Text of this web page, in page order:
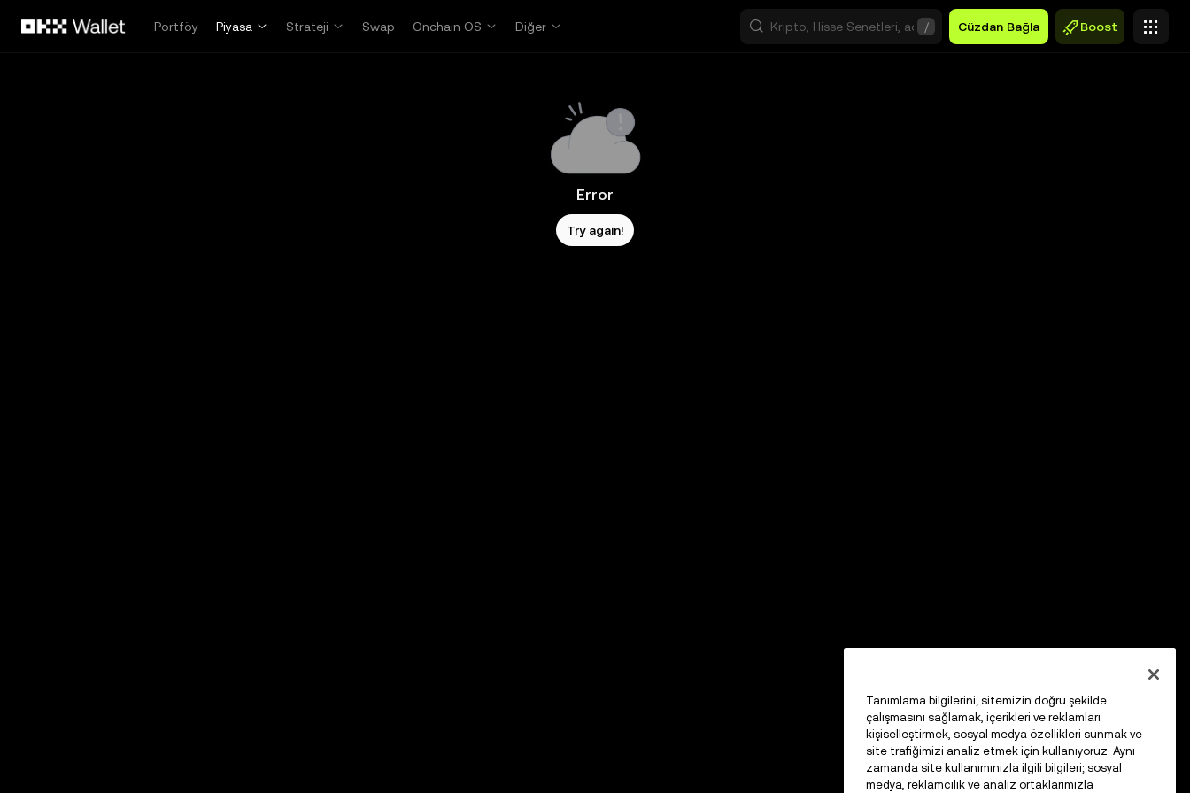
Portföy
Piyasa Strateji Swap Onchain OS Diğer / Cüzdan Bağla Boost
Error
Try again!
Tanımlama bilgilerini; sitemizin doğru şekilde
çalışmasını sağlamak, içerikleri ve reklamları
kişiselleştirmek, sosyal medya özellikleri sunmak ve
site trafiğimizi analiz etmek için kullanıyoruz. Aynı
zamanda site kullanımınızla ilgili bilgileri; sosyal
medya, reklamcılık ve analiz ortaklarımızla